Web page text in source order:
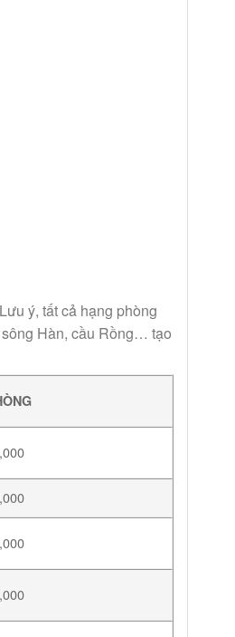
ý, tất cả hạng phòng
Hàn, cầu Rồng… tạo